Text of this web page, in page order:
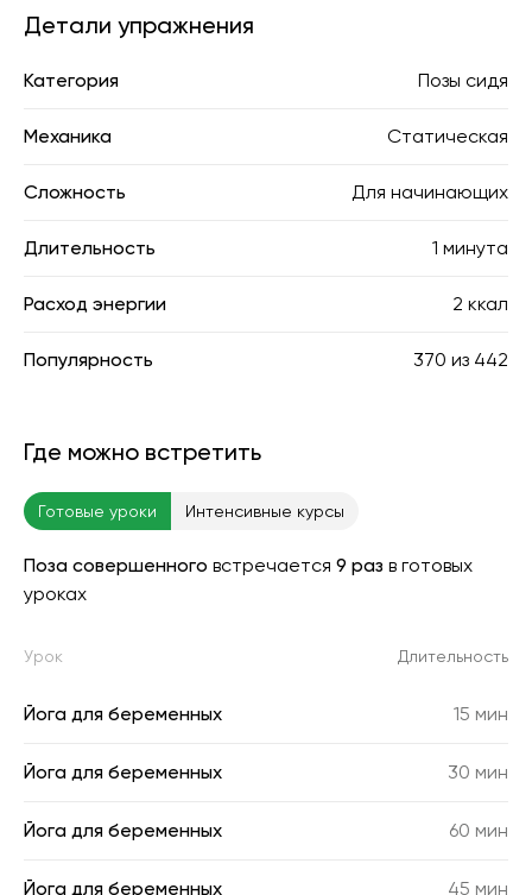
Детали упражнения
Категория Позы сидя
Механика Статическая
Сложность Для начинающих
Длительность 1 минута
Расход энергии 2 ккал
Популярность 370 из 442
Где можно встретить
Готовые уроки Интенсивные курсы
Поза совершенного встречается 9 раз в готовых
уроках
Урок Длительность
Йога для беременных 15 мин
Йога для беременных 30 мин
Йога для беременных 60 мин
Йога для беременных 45 мин